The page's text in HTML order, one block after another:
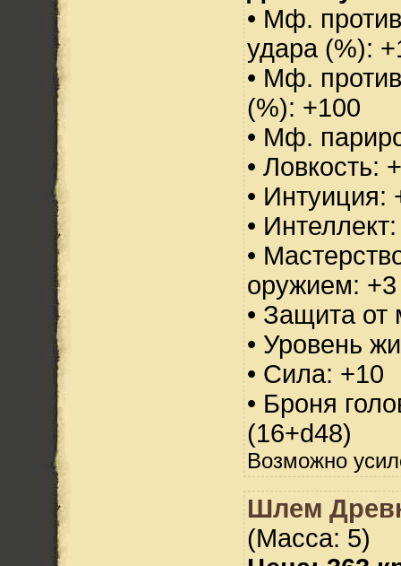
• Мф.
удара (%):
• Мф.
(%): +100
• Мф.
• Ловкость:
• Интуиция:
•
•
оружием: +3
• Защита от
• Уровень
• Сила: +10
• Броня
(16+d48)
Возможно
Шлем
(Масса: 5)